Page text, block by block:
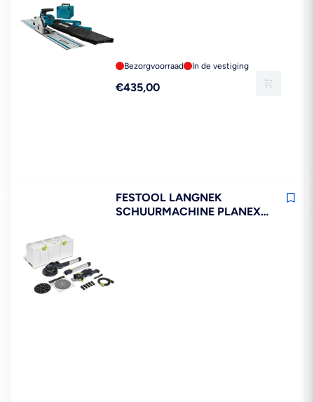
Bezorgvoorraad In de vestiging
Reguliere
€435,00
FESTOOL LANGNEK
SCHUURMACHINE PLANEX